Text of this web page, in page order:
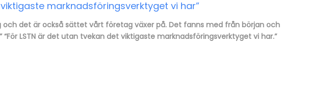
viktigaste marknadsföringsverktyget vi har”
och det är också sättet vårt företag växer på. Det fanns med från början och
LSTN är det utan tvekan det viktigaste marknadsföringsverktyget vi har.”